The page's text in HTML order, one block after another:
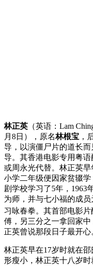
林正英 （英语： Lam
月8日），原名林根宝 ，
导，以演僵尸片的道长
导。其香港电影专用粤
或周永光代替。林正英
小学二年级便因家贫辍
剧学校学习了5年，1963
为师，并与七小福的成
习咏春拳。 其首部电影
傅，另三分之一拿回家
正英曾说那段日子最开心
林正英早在17岁时就在
形瘦小，林正英十八岁